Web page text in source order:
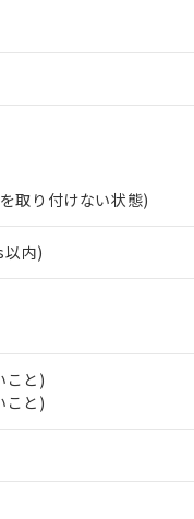
取り付けない状態)
内)
こと)
こと)
品の当社在庫状況およ
サービスの対象外とな
載している更新日時点
庫および標準価格とは
のお取引先、またはお
点は「販売ネットワーク
前の承諾なく第三者に
ビス）をご利用いただく
録された部品リストに
様との取引・商談に必
共同利用に関して"
ウム(Cd) 100ppm以下、
1000ppm以下
が前後することがありま
ができます。
ので、過去に遡って非
質の対応では、対応完
おりました。
準値を超えていること
合わせください。
ム) : 100ppm、
類) : 1000ppm、 PBDEs(ポリ
ソブチル) : 1000ppm、 BBP(フ
値以下であることを示し
が外部に漏えいし、環
合わせください。
替および外国貿易法に
は、日本国政府の輸出
に破砕するなど、違法
化学兵器、生物兵器ま
合は、上記1、2および
関係者が違法に輸出す
、お客様のお取引先、
ださい)
を公開していない機種